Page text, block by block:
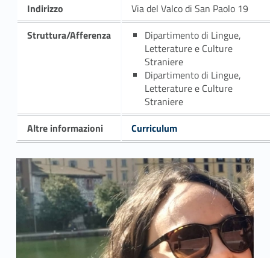
Indirizzo
Via del Valco di San Paolo 19
Struttura/Afferenza
Dipartimento di Lingue,
Letterature e Culture
Straniere
Dipartimento di Lingue,
Letterature e Culture
Straniere
Altre informazioni
Curriculum